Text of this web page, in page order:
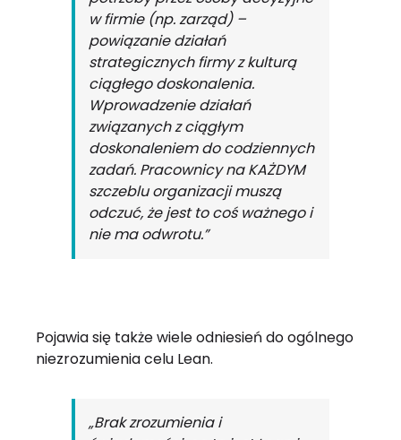
w firmie (np. zarząd) –
powiązanie działań
strategicznych firmy z kulturą
ciągłego doskonalenia.
Wprowadzenie działań
związanych z ciągłym
doskonaleniem do codziennych
zadań. Pracownicy na KAŻDYM
szczeblu organizacji muszą
odczuć, że jest to coś ważnego i
nie ma odwrotu.”
Pojawia się także wiele odniesień do ogólnego
niezrozumienia celu Lean.
„Brak zrozumienia i